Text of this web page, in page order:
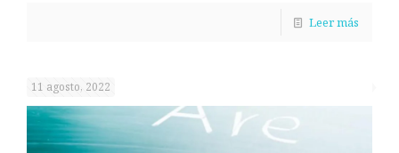
Leer más
11 agosto, 2022